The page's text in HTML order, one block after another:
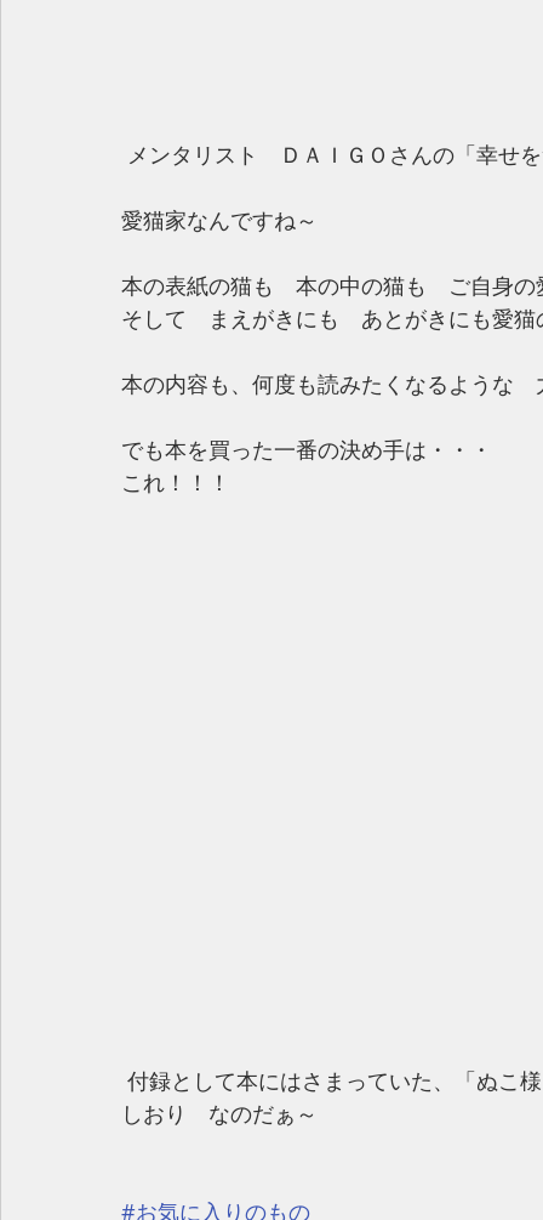
メンタリスト　ＤＡＩＧＯさんの「幸せ
愛猫家なんですね～
本の表紙の猫も　本の中の猫も　ご自身
そして　まえがきにも　あとがきにも愛
本の内容も、何度も読みたくなるような
でも本を買った一番の決め手は・・・
これ！！！
付録として本にはさまっていた、「ぬこ
しおり　なのだぁ～
#お気に入りのもの